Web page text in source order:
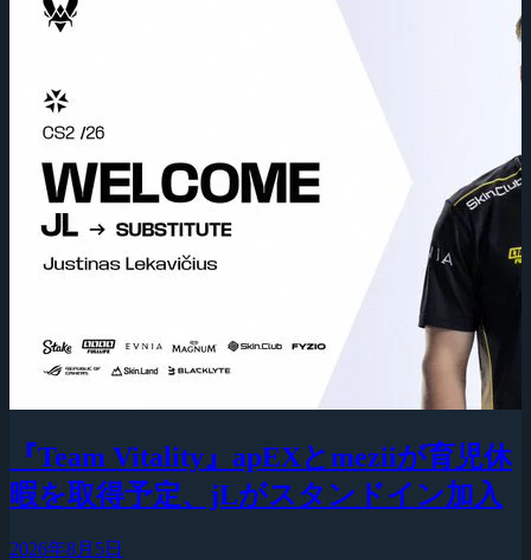
『Team Vitality』apEXとmeziiが育児休
暇を取得予定、jLがスタンドイン加入
2026年8月5日